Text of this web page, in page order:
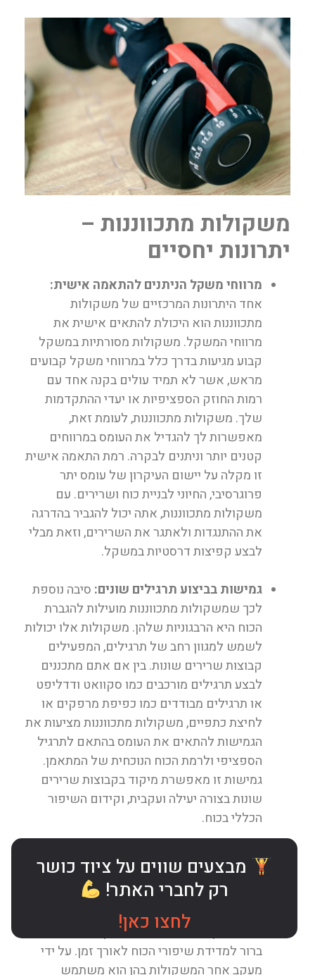
משקולות מתכווננות –
יתרונות יחסיים
מרווחי משקל הניתנים להתאמה אישית:
אחד היתרונות המרכזיים של משקולות
מתכווננות הוא היכולת להתאים אישית את
מרווחי המשקל. משקולות מסורתיות במשקל
קבוע מגיעות בדרך כלל במרווחי משקל קבועים
מראש, אשר לא תמיד עולים בקנה אחד עם
רמות החוזק הספציפיות או יעדי ההתקדמות
שלך. משקולות מתכווננות, לעומת זאת,
מאפשרות לך להגדיל את העומס במרווחים
קטנים יותר וניתנים לבקרה. רמת התאמה אישית
זו מקלה על יישום העיקרון של עומס יתר
פרוגרסיבי, החיוני לבניית כוח ושרירים. עם
משקולות מתכווננות, אתה יכול להגביר בהדרגה
את ההתנגדות ולאתגר את השרירים, וזאת מבלי
לבצע קפיצות דרסטיות במשקל.
גמישות בביצוע תרגילים שונים: סיבה נוספת
לכך שמשקולות מתכווננות מועילות להגברת
הכוח היא הרבגוניות שלהן. משקולות אלו יכולות
לשמש למגוון רחב של תרגילים, המפעילים
קבוצות שרירים שונות. בין אם אתם מתכננים
לבצע תרגילים מורכבים כמו סקוואט ודדליפט
או תרגילים מבודדים כמו כפיפת מרפקים או
לחיצת כתפיים, משקולות מתכווננות מציעות את
הגמישות להתאים את העומס בהתאם לתרגיל
הספציפי ולרמת הכוח הנוכחית של המתאמן.
גמישות זו מאפשרת מיקוד בקבוצות שרירים
שונות בצורה יעילה ועקבית, וקידום השיפור
הכללי בכוח.
מעקב אחר עומס יתר והגדרת יעדים:
במשקולות מתכוונות יכול גם להקל על הגדרת
יעדים ומעקב אחר התקדמותו של המתאמן כדי
לא להגיע לעומס יתר. מכיוון שהמתאמן יכול
לשנות בקלות את מרווחי המשקל, יש לו מדד
ברור למדידת שיפורי הכוח לאורך זמן. על ידי
מעקב אחר המשקולות בהן הוא משתמש
מבצעים שווים על ציוד כושר
רק לחברי האתר!
לחצו כאן!